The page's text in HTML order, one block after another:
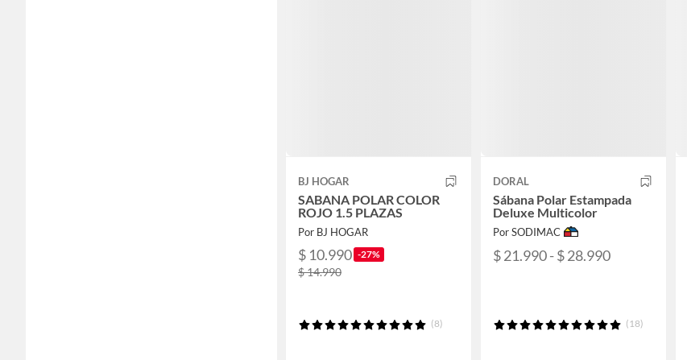
BJ HOGAR
SABANA POLAR COLOR
ROJO 1.5 PLAZAS
Por BJ HOGAR
$ 10.990 -27%
$ 14.990
(8)
DORAL
Sábana Polar Estampada
Deluxe Multicolor
Por SODIMAC
$ 21.990 - $ 28.990
(18)